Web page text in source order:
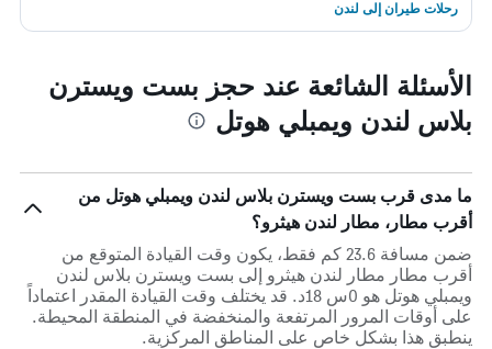
رحلات طيران إلى لندن
الأسئلة الشائعة عند حجز بست ويسترن
بلاس لندن ويمبلي هوتل
ما مدى قرب بست ويسترن بلاس لندن ويمبلي هوتل من
أقرب مطار، مطار لندن هيثرو؟
ضمن مسافة 23.6 كم فقط، يكون وقت القيادة المتوقع من
أقرب مطار مطار لندن هيثرو إلى بست ويسترن بلاس لندن
ويمبلي هوتل هو 0س 18د. قد يختلف وقت القيادة المقدر اعتماداً
على أوقات المرور المرتفعة والمنخفضة في المنطقة المحيطة.
ينطبق هذا بشكل خاص على المناطق المركزية.